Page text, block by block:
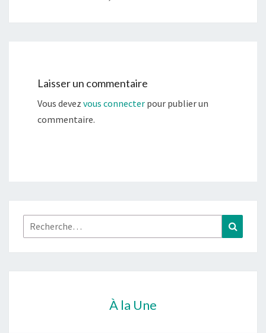
Laisser un commentaire
Vous devez vous connecter pour publier un
commentaire.
Rechercher :
À la Une